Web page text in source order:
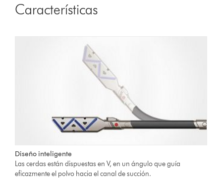
Características
Diseño inteligente
Las cerdas están dispuestas en V, en un ángulo que guía
eficazmente el polvo hacia el canal de succión.